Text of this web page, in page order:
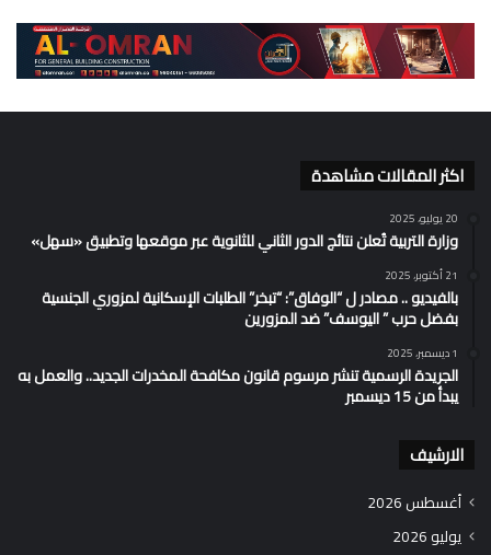
اكثر المقالات مشاهدة
20 يوليو، 2025
وزارة التربية تُعلن نتائج الدور الثاني للثانوية عبر موقعها وتطبيق «سهل»
21 أكتوبر، 2025
بالفيديو .. مصادر ل “الوفاق”: “تبخر” الطلبات الإسكانية لمزوري الجنسية
بفضل حرب ” اليوسف” ضد المزورين
1 ديسمبر، 2025
الجريدة الرسمية تنشر مرسوم قانون مكافحة المخدرات الجديد.. والعمل به
يبدأ من 15 ديسمبر
الارشيف
أغسطس 2026
يوليو 2026